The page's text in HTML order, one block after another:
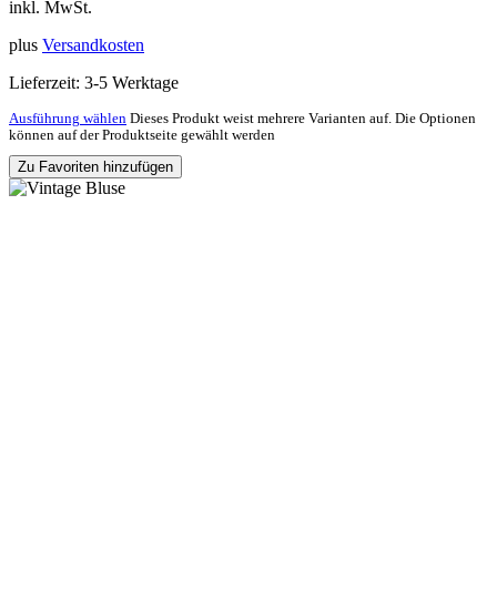
inkl. MwSt.
plus Versandkosten
Lieferzeit: 3-5 Werktage
Ausführung wählen Dieses Produkt weist mehrere Varianten auf. Die Optionen
können auf der Produktseite gewählt werden
Zu Favoriten hinzufügen